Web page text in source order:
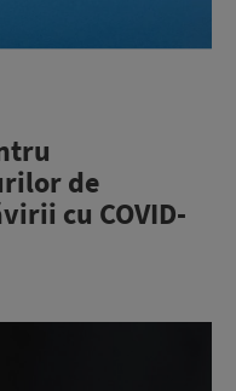
de
cu COVID-